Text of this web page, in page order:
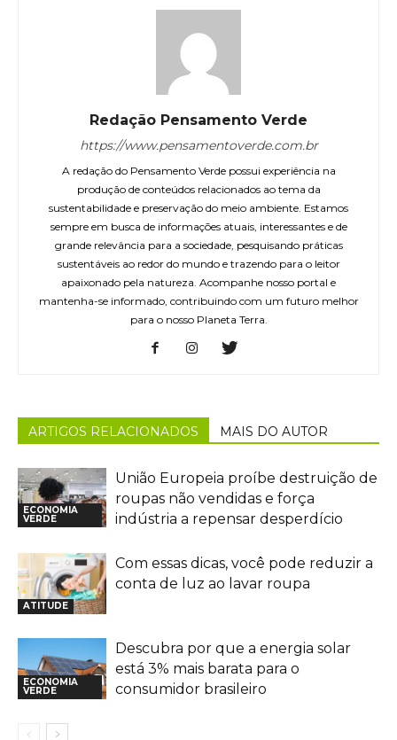
Redação Pensamento Verde
https://www.pensamentoverde.com.br
A redação do Pensamento Verde possui experiência na
produção de conteúdos relacionados ao tema da
sustentabilidade e preservação do meio ambiente. Estamos
sempre em busca de informações atuais, interessantes e de
grande relevância para a sociedade, pesquisando práticas
sustentáveis ao redor do mundo e trazendo para o leitor
apaixonado pela natureza. Acompanhe nosso portal e
mantenha-se informado, contribuindo com um futuro melhor
para o nosso Planeta Terra.
ARTIGOS RELACIONADOS MAIS DO AUTOR
ECONOMIA
VERDE
União Europeia proíbe destruição de
roupas não vendidas e força
indústria a repensar desperdício
ATITUDE
Com essas dicas, você pode reduzir a
conta de luz ao lavar roupa
ECONOMIA
VERDE
Descubra por que a energia solar
está 3% mais barata para o
consumidor brasileiro